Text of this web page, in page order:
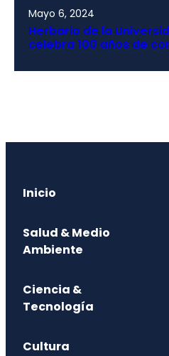
Mayo 6, 2024
Herbario de la
celebra 100 años de
Inicio
Salud & Medio
Ambiente
Ciencia &
Tecnología
Cultura